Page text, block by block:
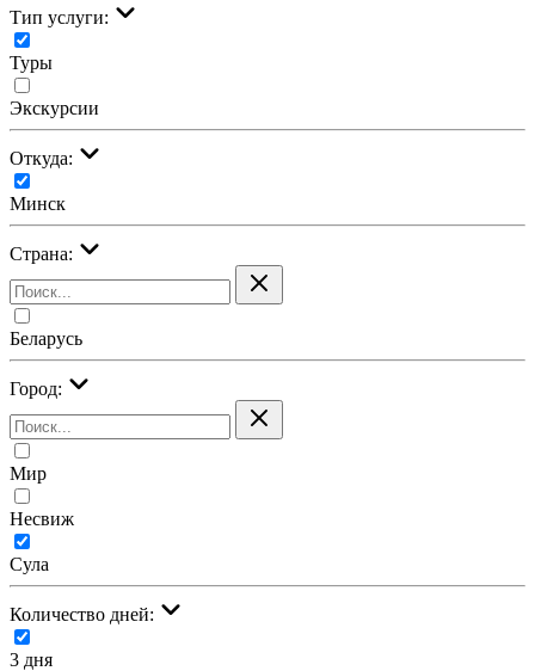
Тип услуги:
Туры
Экскурсии
Откуда:
Минск
Страна:
Беларусь
Город:
Мир
Несвиж
Сула
Количество дней:
3 дня